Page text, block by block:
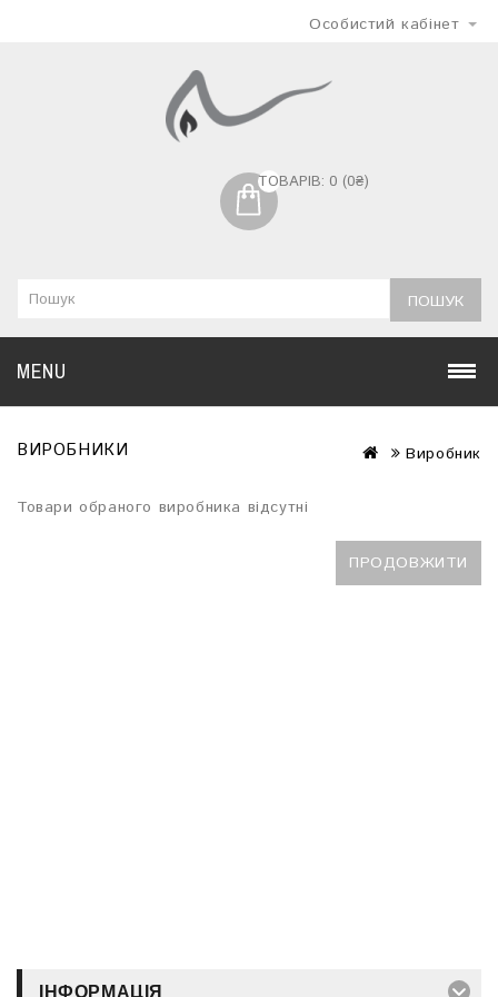
Особистий кабінет
ТОВАРІВ: 0 (0₴)
ПОШУК
MENU
ВИРОБНИКИ Виробник
Товари обраного виробника відсутні
ПРОДОВЖИТИ
ІНФОРМАЦІЯ